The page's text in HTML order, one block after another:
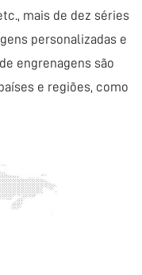
ao
motores para o
são as caixas de
caixas de
mais de dez séries
personalizadas e
engrenagens são
e regiões, como